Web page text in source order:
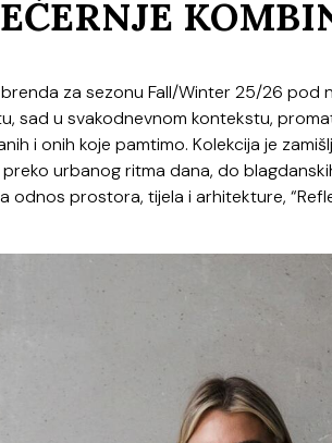
za sezonu Fall/Winter 25/26 pod
sad u svakodnevnom kontekstu,
i onih koje pamtimo. Kolekcija je
urbanog ritma dana, do
odnos prostora, tijela i arhitekture,